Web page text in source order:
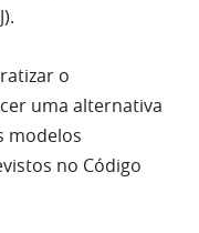
o
uma alternativa
modelos
no Código